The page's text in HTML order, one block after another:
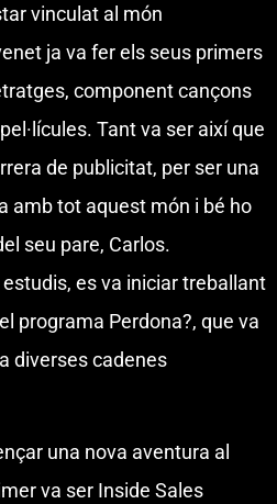
vinculat al món
ja va fer els seus primers
component cançons
Tant va ser així que
de publicitat, per ser una
amb tot aquest món i bé ho
seu pare, Carlos.
es va iniciar treballant
programa Perdona?, que va
diverses cadenes
una nova aventura al
va ser Inside Sales